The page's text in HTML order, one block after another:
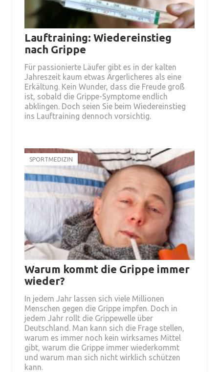
Lauftraining: Wiedereinstieg
nach Grippe
Für passionierte Läufer gibt es in der kalten
Jahreszeit kaum etwas Ärgerlicheres als eine
Erkältung. Kein Wunder, dass die Freude groß
ist, sobald die Grippe-Symptome endlich
abklingen. Doch seien Sie beim Wiedereinstieg
ins Lauftraining dennoch vorsichtig.
SPORTMEDIZIN
Warum kommt die Grippe immer
wieder?
In jedem Jahr lassen sich viele Millionen
Menschen gegen die Grippe impfen. Doch in
jedem Jahr rollt die Grippewelle über
Deutschland. Man kann sich die Frage stellen,
warum es immer noch kein wirksames Mittel
gibt, warum die Grippe immer wiederkommt
und warum man sich nicht wirklich schützen
kann.